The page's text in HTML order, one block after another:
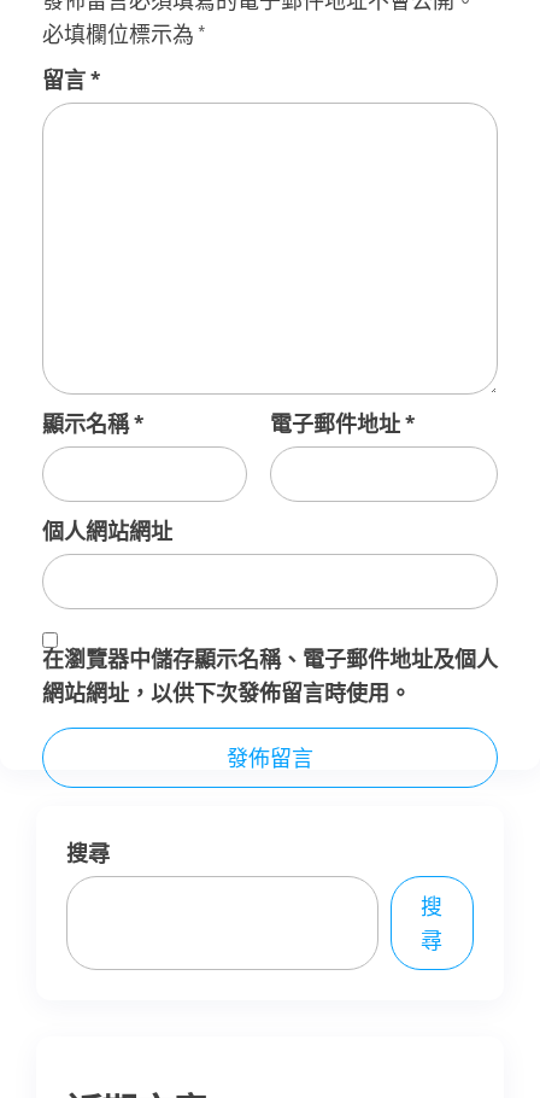
必填欄位標示為 *
留言*
顯示名稱* 電子郵件地址*
個人網站網址
在瀏覽器中儲存顯示名稱、電子郵件地址及個人
網站網址，以供下次發佈留言時使用。
搜尋
搜
尋